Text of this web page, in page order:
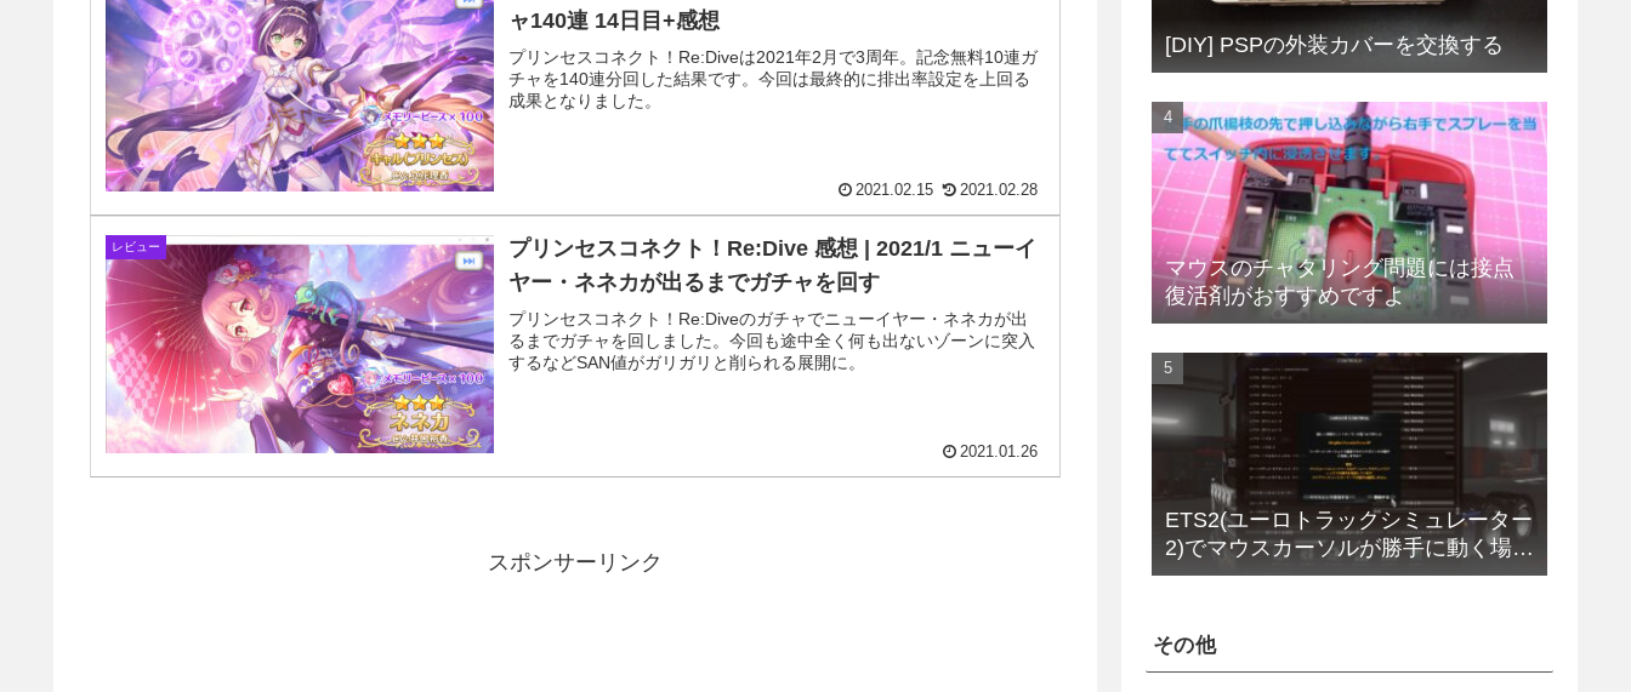
ャ140連 14日目+感想
プリンセスコネクト！Re:Diveは2021年2月で3周年。記念無料10連ガ
チャを140連分回した結果です。今回は最終的に排出率設定を上回る
成果となりました。
2021.02.15 2021.02.28
レビュー
プリンセスコネクト！Re:Dive 感想 | 2021/1 ニューイ
ヤー・ネネカが出るまでガチャを回す
プリンセスコネクト！Re:Diveのガチャでニューイヤー・ネネカが出
るまでガチャを回しました。今回も途中全く何も出ないゾーンに突入
するなどSAN値がガリガリと削られる展開に。
2021.01.26
スポンサーリンク
[DIY] PSPの外装カバーを交換する
マウスのチャタリング問題には接点
復活剤がおすすめですよ
ETS2(ユーロトラックシミュレーター
2)でマウスカーソルが勝手に動く場合
の解決法(改定版)
その他